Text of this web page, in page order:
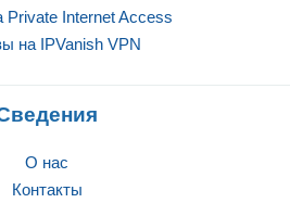
Internet Access
на IPVanish VPN
О нас
Контакты